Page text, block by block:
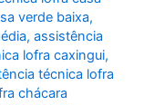
verde baixa,
,assistência
lofra caxingui,
técnica lofra
chácara